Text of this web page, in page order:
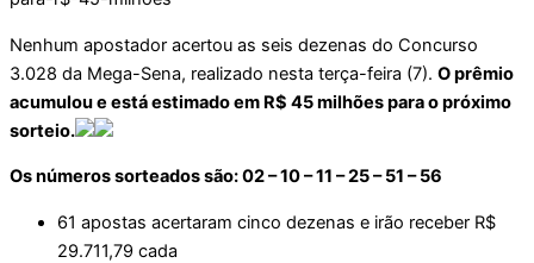
Nenhum apostador acertou as seis dezenas do Concurso
3.028 da Mega-Sena, realizado nesta terça-feira (7). O prêmio
acumulou e está estimado em R$ 45 milhões para o próximo
sorteio.
Os números sorteados são: 02 – 10 – 11 – 25 – 51 – 56
61 apostas acertaram cinco dezenas e irão receber R$
29.711,79 cada